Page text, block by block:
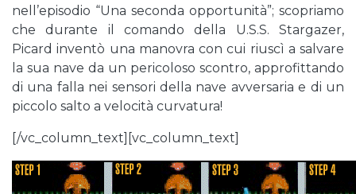
nell’episodio “Una seconda opportunità”; scopriamo
che durante il comando della U.S.S. Stargazer,
Picard inventò una manovra con cui riuscì a salvare
la sua nave da un pericoloso scontro, approfittando
di una falla nei sensori della nave avversaria e di un
piccolo salto a velocità curvatura!
[/vc_column_text][vc_column_text]